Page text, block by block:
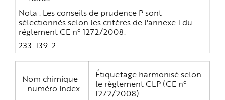
Nota : Les conseils de prudence P sont
sélectionnés selon les critères de l'annexe 1 du
réglement CE n° 1272/2008.
233-139-2
Nom chimique
- numéro Index
Étiquetage harmonisé selon
le règlement CLP (CE n°
1272/2008)